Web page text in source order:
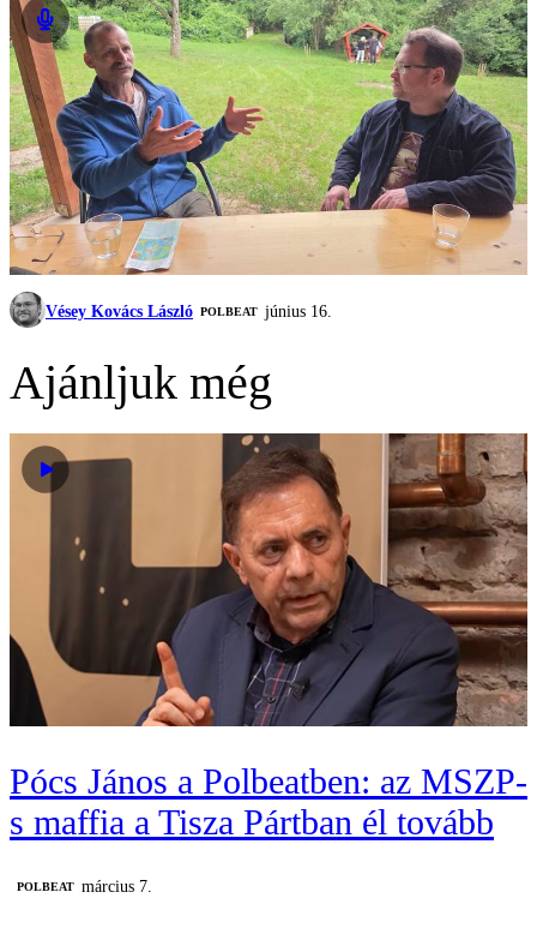
Vésey Kovács László ‎POLBEAT június 16.
Ajánljuk még
Pócs János a Polbeatben: az MSZP-
s maffia a Tisza Pártban él tovább
‎POLBEAT március 7.